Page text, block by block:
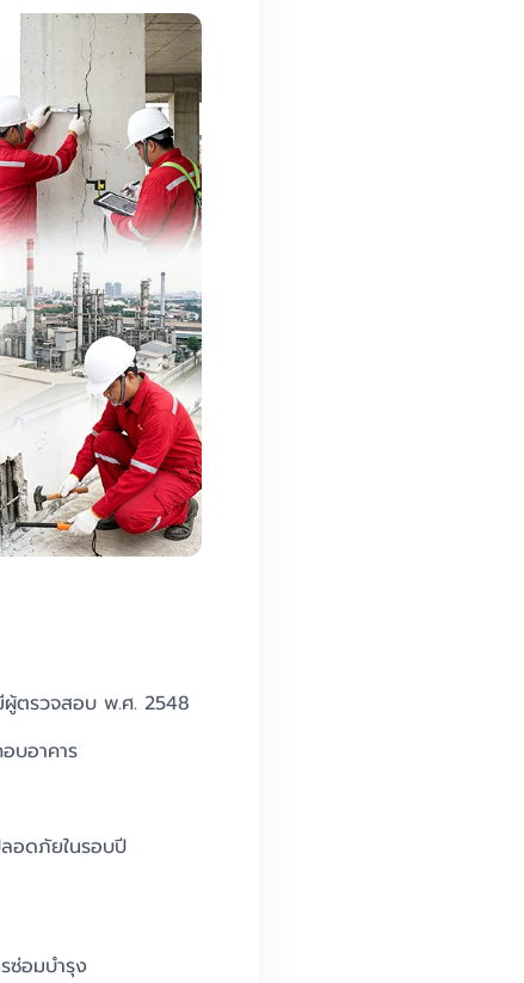
ผู้ตรวจสอบ พ.ศ. 2548
บอาคาร
ลอดภัยในรอบปี
ซ่อมบำรุง